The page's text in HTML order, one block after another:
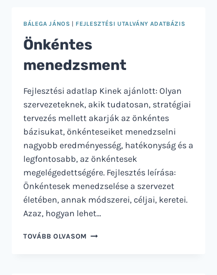
BÁLEGA JÁNOS | FEJLESZTÉSI UTALVÁNY ADATBÁZIS
Önkéntes
menedzsment
Fejlesztési adatlap Kinek ajánlott: Olyan
szervezeteknek, akik tudatosan, stratégiai
tervezés mellett akarják az önkéntes
bázisukat, önkénteseiket menedzselni
nagyobb eredményesség, hatékonyság és a
legfontosabb, az önkéntesek
megelégedettségére. Fejlesztés leírása:
Önkéntesek menedzselése a szervezet
életében, annak módszerei, céljai, keretei.
Azaz, hogyan lehet…
TOVÁBB OLVASOM ÖNKÉNTES